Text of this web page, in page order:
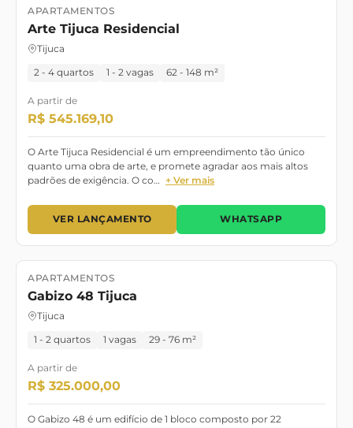
Lançamento
APARTAMENTOS
Arte Tijuca Residencial
Tijuca
2 - 4 quartos 1 - 2 vagas 62 - 148 m²
A partir de
R$ 545.169,10
O Arte Tijuca Residencial é um empreendimento tão único
quanto uma obra de arte, e promete agradar aos mais altos
padrões de exigência. O co… + Ver mais
VER LANÇAMENTO WHATSAPP
Lançamento
APARTAMENTOS
Gabizo 48 Tijuca
Tijuca
1 - 2 quartos 1 vagas 29 - 76 m²
A partir de
R$ 325.000,00
O Gabizo 48 é um edifício de 1 bloco composto por 22